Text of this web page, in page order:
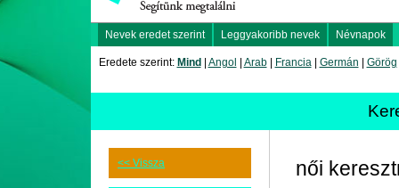
Nevek eredet szerint Leggyakoribb nevek Névnapok
Eredete szerint: Mind Angol Arab| Francia| Germán Görög
<< Vissza
női